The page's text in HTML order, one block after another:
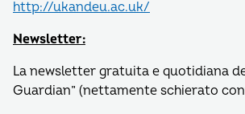
http://ukandeu.ac.uk/
Newsletter:
La newsletter gratuita e quotidiana
Guardian” (nettamente schierato